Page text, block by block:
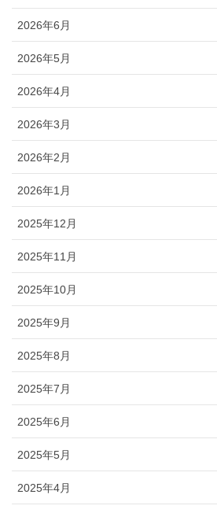
2026年6月
2026年5月
2026年4月
2026年3月
2026年2月
2026年1月
2025年12月
2025年11月
2025年10月
2025年9月
2025年8月
2025年7月
2025年6月
2025年5月
2025年4月